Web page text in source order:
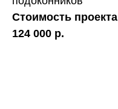
Стоимость проекта
124 000 р.